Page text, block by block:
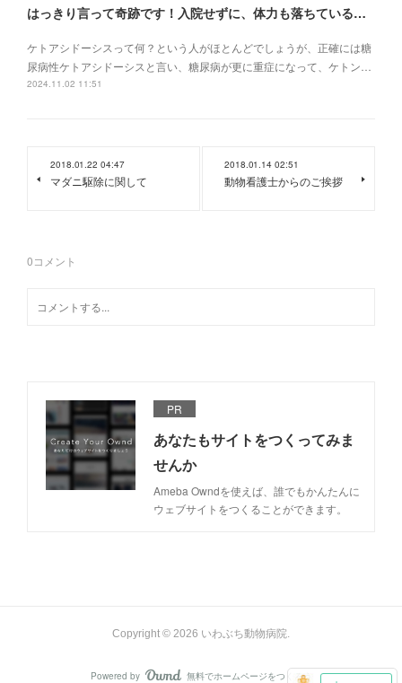
はっきり言って奇跡です！入院せずに、体力も落ちている状況でケトアシドーシスから復活
ケトアシドーシスって何？という人がほとんどでしょうが、正確には糖
尿病性ケトアシドーシスと言い、糖尿病が更に重症になって、ケトン…
2024.11.02 11:51
2018.01.22 04:47
マダニ駆除に関して
2018.01.14 02:51
動物看護士からのご挨拶
0コメント
PR
あなたもサイトをつくってみま
せんか
Ameba Owndを使えば、誰でもかんたんに
ウェブサイトをつくることができます。
Copyright © 2026 いわぶち動物病院.
Powered by 無料でホームページをつくろう